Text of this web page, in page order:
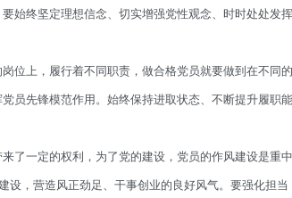
始终坚定理想信念、切实增强党性观念、时时处处发挥
位上，履行着不同职责，做合格党员就要做到在不同的
员先锋模范作用。始终保持进取状态、不断提升履职能
了一定的权利，为了党的建设，党员的作风建设是重中
设，营造风正劲足、干事创业的良好风气。要强化担当